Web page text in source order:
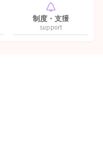
制度・支援
support